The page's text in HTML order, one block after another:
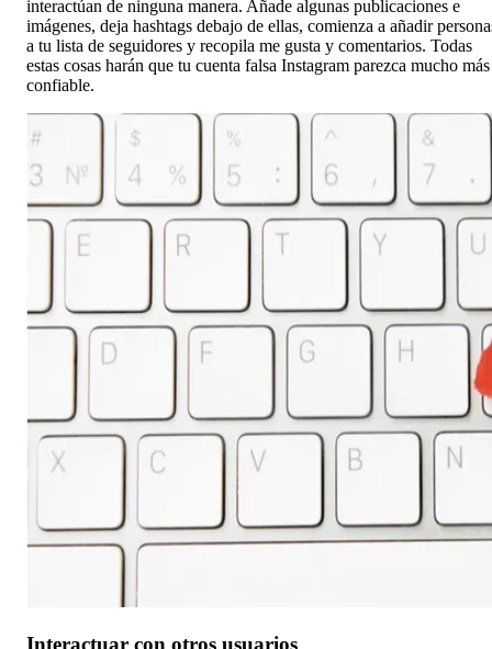
interactúan de ninguna manera. Añade algunas publicaciones e
imágenes, deja hashtags debajo de ellas, comienza a añadir
a tu lista de seguidores y recopila me gusta y comentarios. Todas
estas cosas harán que tu cuenta falsa Instagram parezca mucho más
confiable.
Interactuar con otros usuarios